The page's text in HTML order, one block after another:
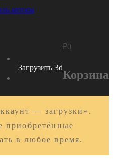
автора
Загрузить 3d
₽0
Корзина
— загрузки».
приобретённые
в любое время.